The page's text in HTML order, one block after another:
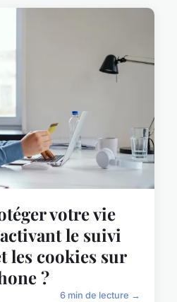
votre vie
le suivi
les cookies sur
?
6 min de lecture →